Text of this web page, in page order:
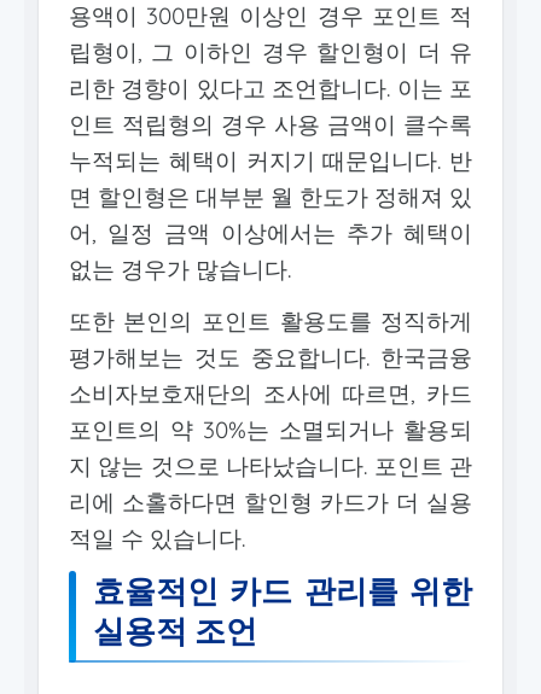
용액이 300만원 이상인 경우 포인트 적
립형이, 그 이하인 경우 할인형이 더 유
리한 경향이 있다고 조언합니다. 이는 포
인트 적립형의 경우 사용 금액이 클수록
누적되는 혜택이 커지기 때문입니다. 반
면 할인형은 대부분 월 한도가 정해져 있
어, 일정 금액 이상에서는 추가 혜택이
없는 경우가 많습니다.
또한 본인의 포인트 활용도를 정직하게
평가해보는 것도 중요합니다. 한국금융
소비자보호재단의 조사에 따르면, 카드
포인트의 약 30%는 소멸되거나 활용되
지 않는 것으로 나타났습니다. 포인트 관
리에 소홀하다면 할인형 카드가 더 실용
적일 수 있습니다.
효율적인 카드 관리를 위한
실용적 조언